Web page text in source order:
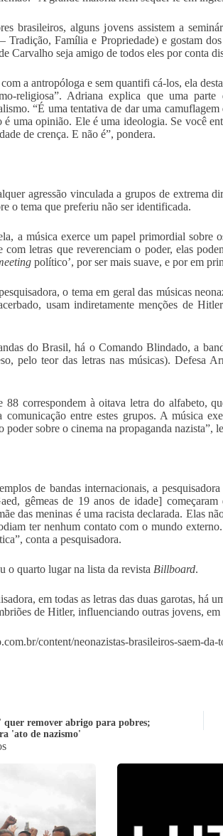
brasileiros, alguns jovens assistem a
Tradição, Família e Propriedade) e gostam
Carvalho seja amigo de todos eles por conta
a antropóloga e sem quantifi cá-los, ela
religiosa”. Adriana explica que uma
“É uma tentativa de dar uma
é uma opinião. Ele é uma ideologia. Se você
de crença. E não é”, pondera.
agressão vinculada a grupos de extrema
o tema que preferiu não ser identificada.
a música exerce um papel primordial sobre
com letras que reverenciam o poder, elas
político’, por ser mais suave, e por em
o tema em geral das músicas
usam indiretamente menções de
do Brasil, há o Comando Blindado, a
pelo teor das letras nas músicas). Defesa
88 correspondem à oitava letra do
comunicação entre estes grupos. A música
poder sobre o cinema na propaganda nazista”,
de bandas internacionais, a
gêmeas de 19 anos de idade]
das meninas é uma racista declarada. Elas
ter nenhum contato com o mundo
conta a pesquisadora.
o quarto lugar na lista da revista Billboard.
em todas as letras das duas garotas,
de Hitler, influenciando outras jovens,
content/neonazistas-brasileiros-saem-da-
remover abrigo para pobres;
'ato de nazismo'